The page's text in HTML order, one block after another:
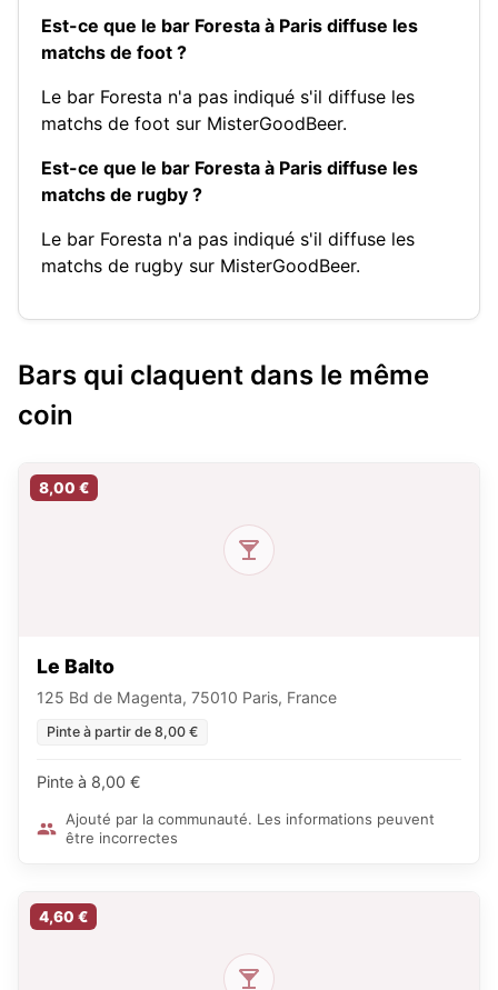
Est-ce que le bar Foresta à Paris diffuse les
matchs de foot ?
Le bar Foresta n'a pas indiqué s'il diffuse les
matchs de foot sur MisterGoodBeer.
Est-ce que le bar Foresta à Paris diffuse les
matchs de rugby ?
Le bar Foresta n'a pas indiqué s'il diffuse les
matchs de rugby sur MisterGoodBeer.
Bars qui claquent dans le même
coin
8,00 €
Le Balto
125 Bd de Magenta, 75010 Paris, France
Pinte à partir de 8,00 €
Pinte à 8,00 €
Ajouté par la communauté. Les informations peuvent
être incorrectes
4,60 €